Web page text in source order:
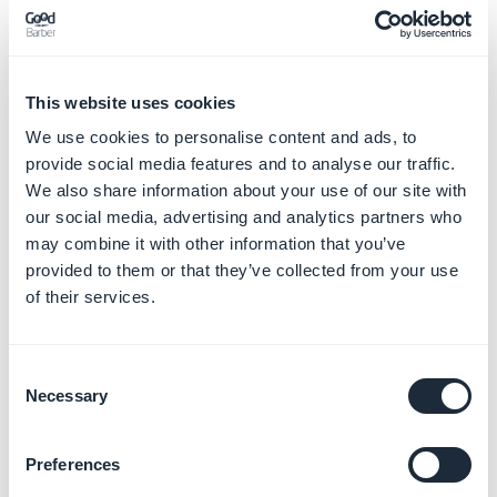
This website uses cookies
We use cookies to personalise content and ads, to
provide social media features and to analyse our traffic.
We also share information about your use of our site with
our social media, advertising and analytics partners who
may combine it with other information that you’ve
provided to them or that they’ve collected from your use
of their services.
Selection
Necessary
Preferences
complémentaires.
globalement à votre application pour une harmonie
2. Définissez lataille du texteà l'aide du curseur
Le style de l'application calcule automatiquement la
taille de police pour chaque niveau de texte afin de
respecter la hiérarchie.
Le curseur permet d'ajuster la taille de tous les niveaux
3.Personnalisez les polices
Toutes les polices de la bibliothèque Google Fonts